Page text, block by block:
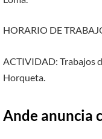
HORARIO DE
ACTIVIDAD: Trabajos
Horqueta.
Ande anuncia